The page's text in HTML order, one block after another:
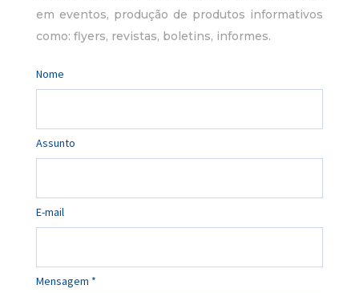
em eventos, produção de produtos informativos
como: flyers, revistas, boletins, informes.
Nome
Assunto
E-mail
Mensagem *